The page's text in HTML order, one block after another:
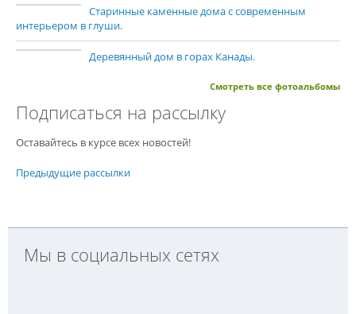
Старинные каменные дома с современным
интерьером в глуши.
Деревянный дом в горах Канады.
Смотреть все фотоальбомы
Подписаться на рассылку
Оставайтесь в курсе всех новостей!
Предыдущие рассылки
Мы в социальных сетях